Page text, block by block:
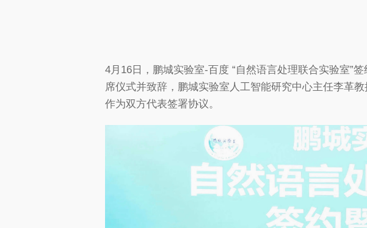
4月16日，鹏城实验室-百度 “自然语言处理联合实验室”
席仪式并致辞，鹏城实验室人工智能研究中心主任李革
作为双方代表签署协议。